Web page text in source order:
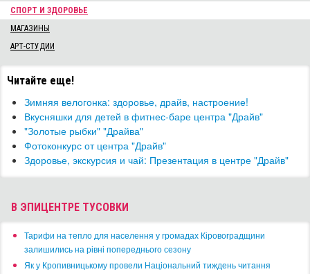
СПОРТ И ЗДОРОВЬЕ
МАГАЗИНЫ
АРТ-СТУДИИ
Читайте еще!
Зимняя велогонка: здоровье, драйв, настроение!
Вкусняшки для детей в фитнес-баре центра "Драйв"
"Золотые рыбки" "Драйва"
Фотоконкурс от центра "Драйв"
Здоровье, экскурсия и чай: Презентация в центре "Драйв"
В ЭПИЦЕНТРЕ ТУСОВКИ
​Тарифи на тепло для населення у громадах Кіровоградщини
залишились на рівні попереднього сезону
​Як у Кропивницькому провели Національний тиждень читання